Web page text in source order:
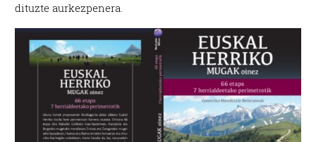
dituzte aurkezpenera.